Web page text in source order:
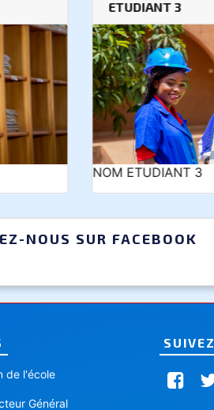
NOUS SUR FACEBOOK
de l'école
Général